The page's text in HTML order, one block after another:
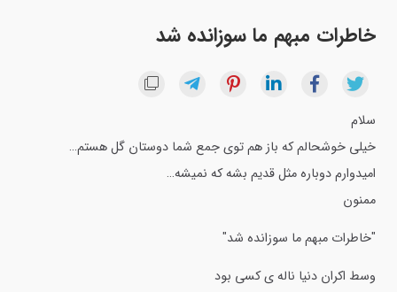
خاطرات مبهم ما سوزانده شد
سلام
خیلی خوشحالم که باز هم توی جمع شما دوستان گل هستم…
امیدوارم دوباره مثل قدیم بشه که نمیشه…
ممنون
"خاطرات مبهم ما سوزانده شد"
وسط اکران دنیا ناله ی کسی بود